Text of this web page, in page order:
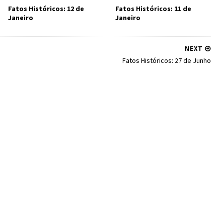
Fatos Históricos: 12 de
Janeiro
Fatos Históricos: 11 de
Janeiro
NEXT
Fatos Históricos: 27 de Junho